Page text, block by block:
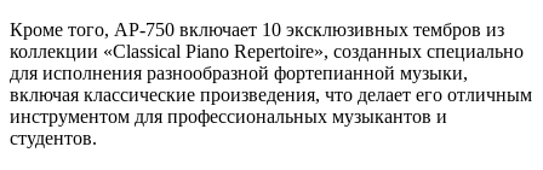
Кроме того, AP-750 включает 10 эксклюзивных тембров из
коллекции «Classical Piano Repertoire», созданных специально
для исполнения разнообразной фортепианной музыки,
включая классические произведения, что делает его отличным
инструментом для профессиональных музыкантов и
студентов.